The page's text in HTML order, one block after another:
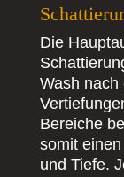
Die
Wash nach
Bereiche
somit
und Tiefe.